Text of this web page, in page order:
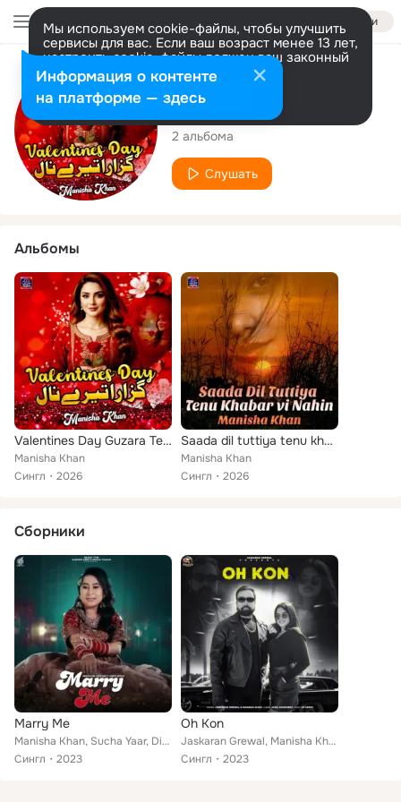
Войти
Мы используем cookie-файлы, чтобы улучшить
сервисы для вас. Если ваш возраст менее 13 лет,
настроить cookie-файлы должен ваш законный
представитель. Больше информации
Разрешить все Настроить
Исполнитель
Manisha Khan
2 альбома
Слушать
Альбомы
Valentines Day Guzara Tere Naal
Manisha Khan
Сингл
2026
Saada dil tuttiya tenu khabar vi nahin
Manisha Khan
Сингл
2026
Сборники
Marry Me
Manisha Khan, Sucha Yaar, Diamond feat. Gurneet Dosanjh
Сингл
2023
Oh Kon
Jaskaran Grewal, Manisha Khan
Сингл
2023
Информация о контенте
на платформе — здесь